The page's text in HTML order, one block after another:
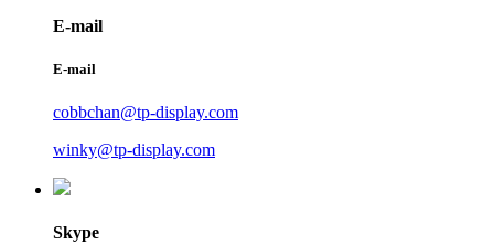
E-mail
E-mail
cobbchan@tp-display.com
winky@tp-display.com
Skype